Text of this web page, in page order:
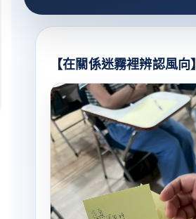
【在關係迷霧裡辨認風向】